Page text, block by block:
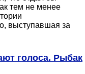
тем не менее
выступавшая за
голоса. Рыбак